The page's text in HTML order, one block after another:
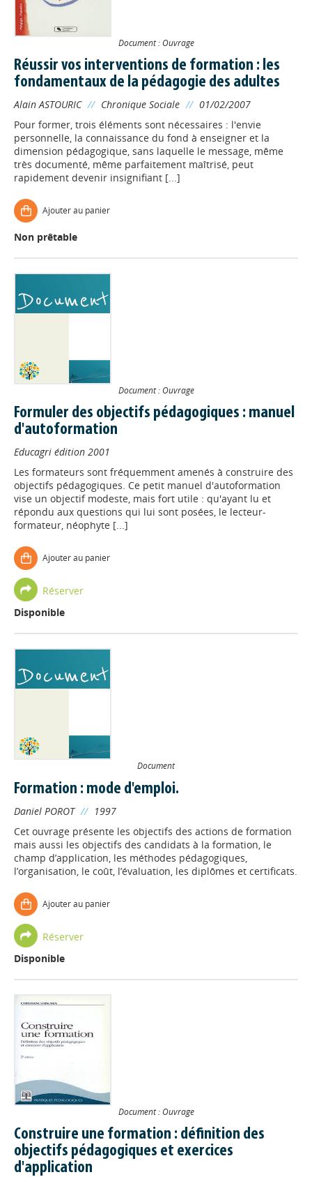
Document : Ouvrage
Réussir vos interventions de formation : les
fondamentaux de la pédagogie des adultes
Alain ASTOURIC // Chronique Sociale // 01/02/2007
Pour former, trois éléments sont nécessaires : l'envie
personnelle, la connaissance du fond à enseigner et la
dimension pédagogique, sans laquelle le message, même
très documenté, même parfaitement maîtrisé, peut
rapidement devenir insignifiant [...]
Ajouter au panier
Non prêtable
Document : Ouvrage
Formuler des objectifs pédagogiques : manuel
d'autoformation
Educagri édition 2001
Les formateurs sont fréquemment amenés à construire des
objectifs pédagogiques. Ce petit manuel d'autoformation
vise un objectif modeste, mais fort utile : qu'ayant lu et
répondu aux questions qui lui sont posées, le lecteur-
formateur, néophyte [...]
Ajouter au panier
Réserver
Disponible
Document
Formation : mode d'emploi.
Daniel POROT // 1997
Cet ouvrage présente les objectifs des actions de formation
mais aussi les objectifs des candidats à la formation, le
champ d’application, les méthodes pédagogiques,
l’organisation, le coût, l’évaluation, les diplômes et certificats.
Ajouter au panier
Réserver
Disponible
Document : Ouvrage
Construire une formation : définition des
objectifs pédagogiques et exercices
d'application